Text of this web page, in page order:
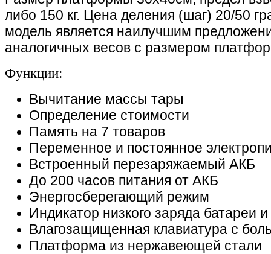
либо 150 кг. Цена деления (шаг) 20/50
модель является наилучшим
аналогичных весов с размером
Функции:
Вычитание массы тары
Определение стоимости
Память на 7 товаров
Переменное и постоянное
Встроенный перезаряжаемый АКБ
До 200 часов питания от АКБ
Энергосберегающий режим
Индикатор низкого заряда батареи и
Влагозащищенная клавиатура с
Платформа из нержавеющей стали